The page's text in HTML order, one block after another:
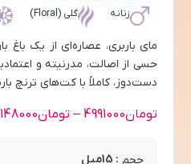
زنانه گلی (Floral)
مای باربری، عصاره‌ای از یک
حسی از اصالت، مدرنیته و
دست‌دوز، کاملاً با کت‌های ترنچ
تومان4991000
– تومان
حجم : 15میل